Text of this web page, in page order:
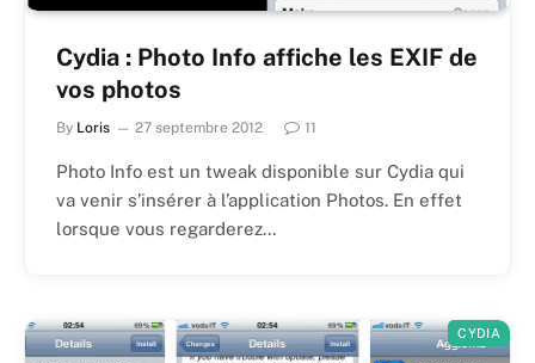
Cydia : Photo Info affiche les EXIF de
vos photos
By Loris 27 septembre 2012 11
Photo Info est un tweak disponible sur Cydia qui
va venir s’insérer à l’application Photos. En effet
lorsque vous regarderez…
CYDIA